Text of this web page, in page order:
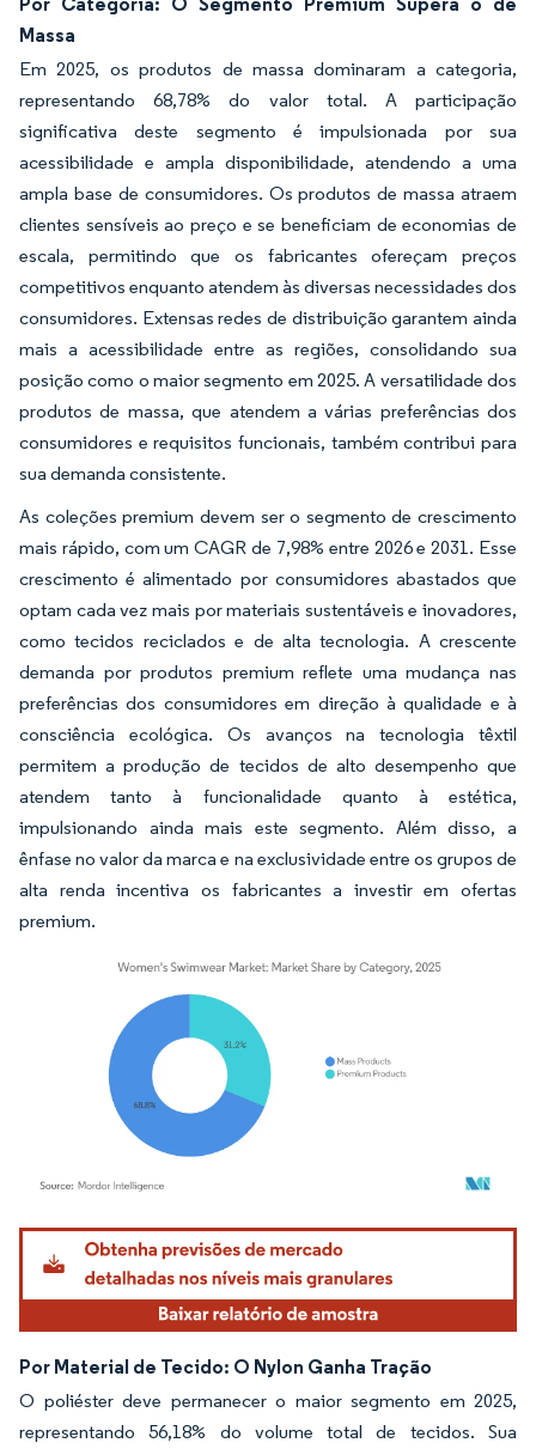
Massa
Em 2025, os produtos de massa dominaram a categoria,
representando 68,78% do valor total. A participação
significativa deste segmento é impulsionada por sua
acessibilidade e ampla disponibilidade, atendendo a uma
ampla base de consumidores. Os produtos de massa atraem
clientes sensíveis ao preço e se beneficiam de economias de
escala, permitindo que os fabricantes ofereçam preços
competitivos enquanto atendem às diversas necessidades dos
consumidores. Extensas redes de distribuição garantem ainda
mais a acessibilidade entre as regiões, consolidando sua
posição como o maior segmento em 2025. A versatilidade dos
produtos de massa, que atendem a várias preferências dos
consumidores e requisitos funcionais, também contribui para
sua demanda consistente.
As coleções premium devem ser o segmento de crescimento
mais rápido, com um CAGR de 7,98% entre 2026 e 2031. Esse
crescimento é alimentado por consumidores abastados que
optam cada vez mais por materiais sustentáveis e inovadores,
como tecidos reciclados e de alta tecnologia. A crescente
demanda por produtos premium reflete uma mudança nas
preferências dos consumidores em direção à qualidade e à
consciência ecológica. Os avanços na tecnologia têxtil
permitem a produção de tecidos de alto desempenho que
atendem tanto à funcionalidade quanto à estética,
impulsionando ainda mais este segmento. Além disso, a
ênfase no valor da marca e na exclusividade entre os grupos de
alta renda incentiva os fabricantes a investir em ofertas
premium.
Imagem © Mordor Intelligence. O reuso requer atribuição conforme CC BY 4.0.
Por Material de Tecido: O Nylon Ganha Tração
O poliéster deve permanecer o maior segmento em 2025,
representando 56,18% do volume total de tecidos. Sua